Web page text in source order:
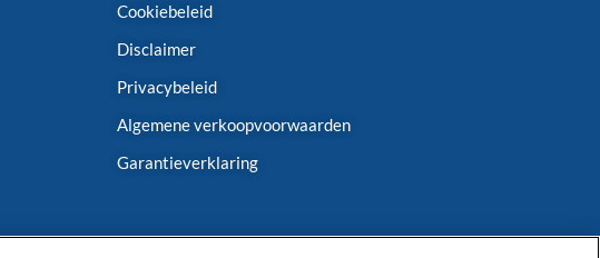
Cookiebeleid
Disclaimer
Privacybeleid
Algemene verkoopvoorwaarden
Garantieverklaring